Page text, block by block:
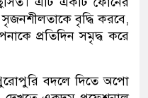
বৃদ্ধি করবে,
প্রতিদিন সমৃদ্ধ করে
বদলে দিতে অপো